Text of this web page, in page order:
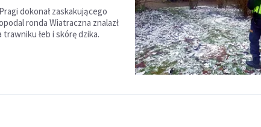
dokonał zaskakującego
ronda Wiatraczna znalazł
łeb i skórę dzika.